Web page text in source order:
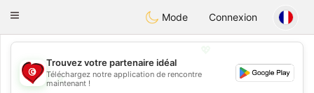
Tunisia Dating
Toggle
Mode Connexion
💖
Trouvez votre partenaire idéal
Téléchargez notre application de rencontre
maintenant !